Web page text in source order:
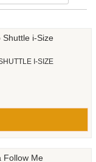
I-SIZE